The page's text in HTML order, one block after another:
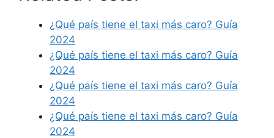
¿Qué país tiene el taxi más caro? Guía
2024
¿Qué país tiene el taxi más caro? Guía
2024
¿Qué país tiene el taxi más caro? Guía
2024
¿Qué país tiene el taxi más caro? Guía
2024